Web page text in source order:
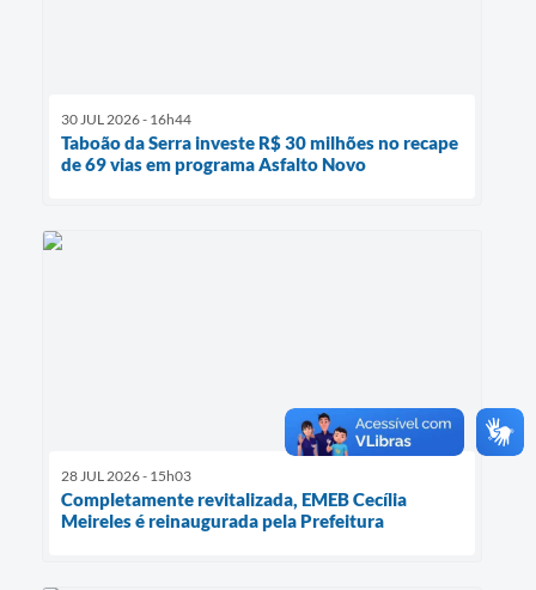
30 JUL 2026 - 16h44
Taboão da Serra investe R$ 30 milhões no recape
de 69 vias em programa Asfalto Novo
28 JUL 2026 - 15h03
Completamente revitalizada, EMEB Cecília
Meireles é reinaugurada pela Prefeitura